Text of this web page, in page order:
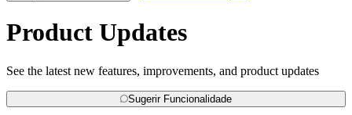
Product Updates
See the latest new features, improvements, and product updates
Sugerir Funcionalidade